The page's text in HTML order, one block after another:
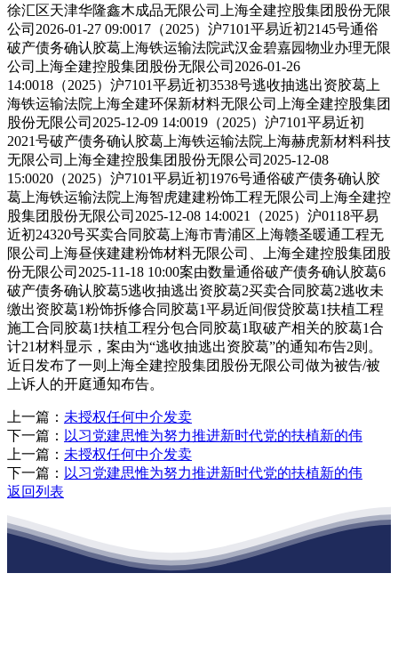
徐汇区天津华隆鑫木成品无限公司上海全建控股集团股份无限
公司2026-01-27 09:0017（2025）沪7101平易近初2145号通俗
破产债务确认胶葛上海铁运输法院武汉金碧嘉园物业办理无限
公司上海全建控股集团股份无限公司2026-01-26
14:0018（2025）沪7101平易近初3538号逃收抽逃出资胶葛上
海铁运输法院上海全建环保新材料无限公司上海全建控股集团
股份无限公司2025-12-09 14:0019（2025）沪7101平易近初
2021号破产债务确认胶葛上海铁运输法院上海赫虎新材料科技
无限公司上海全建控股集团股份无限公司2025-12-08
15:0020（2025）沪7101平易近初1976号通俗破产债务确认胶
葛上海铁运输法院上海智虎建建粉饰工程无限公司上海全建控
股集团股份无限公司2025-12-08 14:0021（2025）沪0118平易
近初24320号买卖合同胶葛上海市青浦区上海赣圣暖通工程无
限公司上海昼侠建建粉饰材料无限公司、上海全建控股集团股
份无限公司2025-11-18 10:00案由数量通俗破产债务确认胶葛6
破产债务确认胶葛5逃收抽逃出资胶葛2买卖合同胶葛2逃收未
缴出资胶葛1粉饰拆修合同胶葛1平易近间假贷胶葛1扶植工程
施工合同胶葛1扶植工程分包合同胶葛1取破产相关的胶葛1合
计21材料显示，案由为“逃收抽逃出资胶葛”的通知布告2则。
近日发布了一则上海全建控股集团股份无限公司做为被告/被
上诉人的开庭通知布告。
上一篇： 未授权任何中介发卖
下一篇： 以习党建思惟为努力推进新时代党的扶植新的伟
上一篇： 未授权任何中介发卖
下一篇： 以习党建思惟为努力推进新时代党的扶植新的伟
返回列表